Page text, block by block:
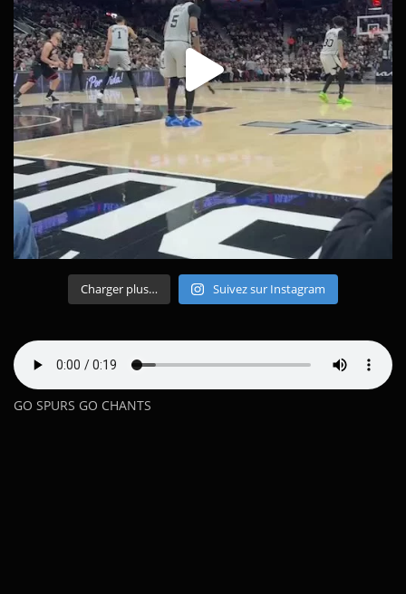
Charger plus… Suivez sur Instagram
GO SPURS GO CHANTS